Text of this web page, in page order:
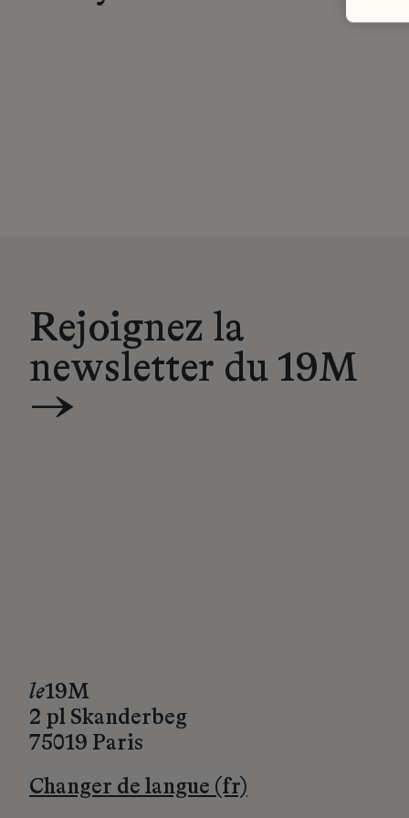
Rejoignez la
newsletter du 19M
→
le19M
2 pl Skanderbeg
75019 Paris
Changer de langue (fr)